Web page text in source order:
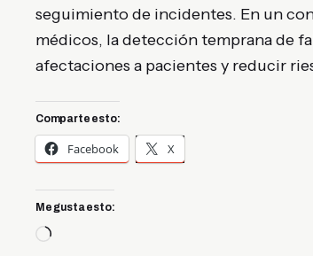
seguimiento de incidentes. En un
médicos, la detección temprana de
afectaciones a pacientes y reducir
Comparte esto:
Facebook X
Me gusta esto:
Cargando...